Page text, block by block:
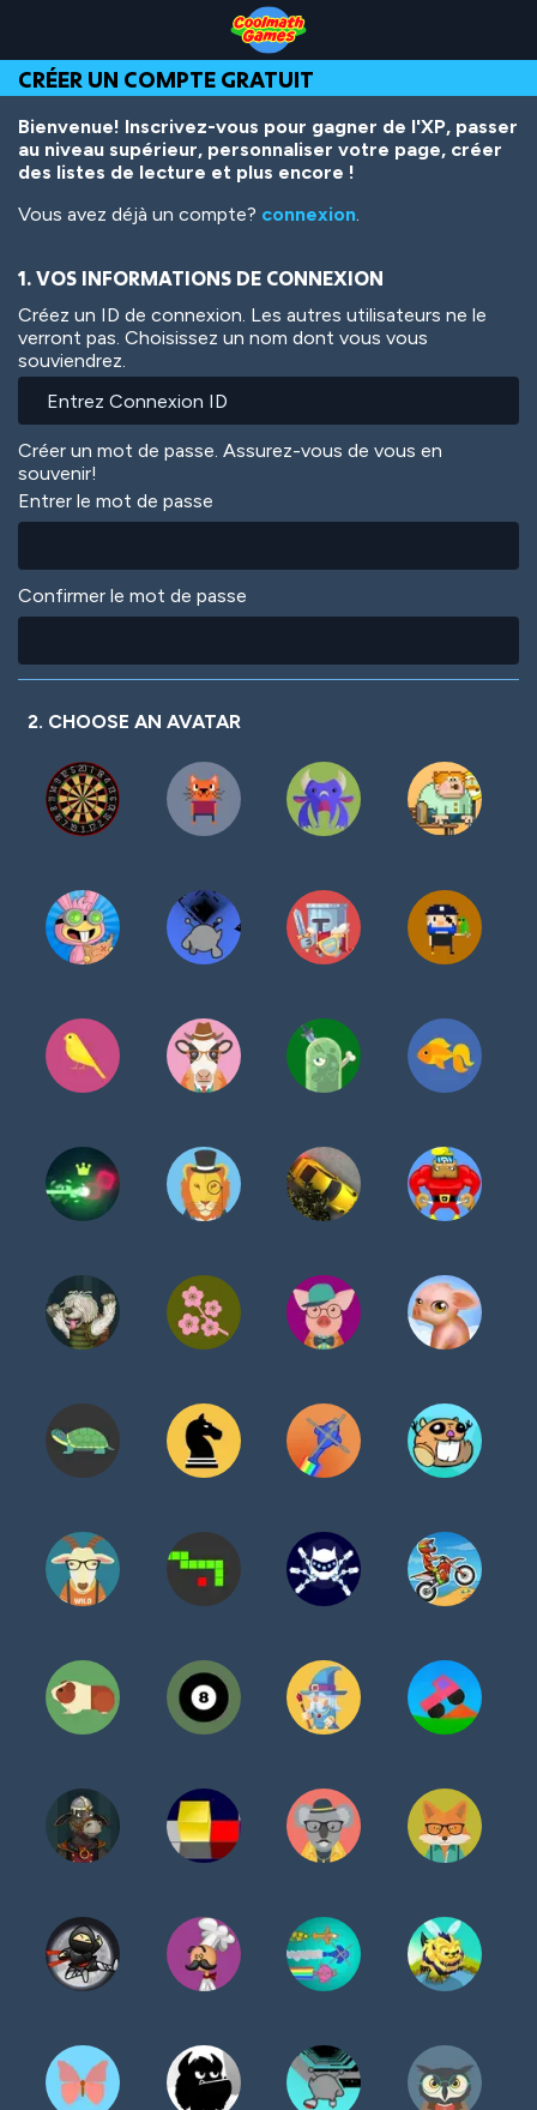
Top
of
Page
Navigation
Main
Content
Footer
contenu
principal
CRÉER UN COMPTE GRATUIT
Bienvenue! Inscrivez-vous pour gagner de l'XP, passer
au niveau supérieur, personnaliser votre page, créer
des listes de lecture et plus encore !
Vous avez déjà un compte? connexion.
1. VOS INFORMATIONS DE CONNEXION
Créez un ID de connexion. Les autres utilisateurs ne le
verront pas. Choisissez un nom dont vous vous
souviendrez.
Créer un mot de passe. Assurez-vous de vous en
souvenir!
Entrer le mot de passe
Confirmer le mot de passe
2. CHOOSE AN AVATAR